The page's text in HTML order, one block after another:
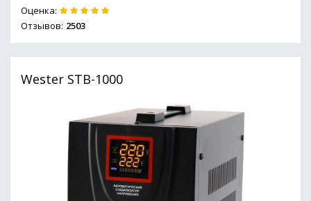
Оценка:
Отзывов: 2503
Wester STB-1000